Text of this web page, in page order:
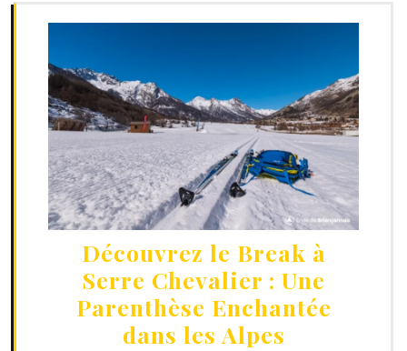
Découvrez le Break à
Serre Chevalier : Une
Parenthèse Enchantée
dans les Alpes